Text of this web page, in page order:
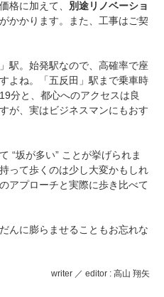
格に加えて、 別途リノベーショ
がかかります。また、工事はご契
駅。始発駅なので、高確率で座
よね。「五反田」駅まで乗車時
分と、都心へのアクセスは良
が、実はビジネスマンにもおす
“坂が多い” ことが挙げられま
って歩くのは少し大変かもしれ
アプローチと実際に歩き比べて
んに膨らませることもお忘れな
writer ／ editor : 高山 翔矢